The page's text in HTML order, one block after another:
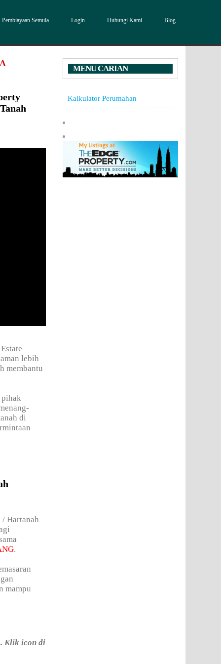
Pembiayaan Semula Login Hubungi Kami Blog
lebih
membantu
pihak
di
Hartanah
.
mampu
Klik icon di
MENU CARIAN
Kalkulator Perumahan